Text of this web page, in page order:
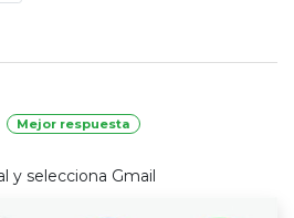
Mejor respuesta
y selecciona Gmail